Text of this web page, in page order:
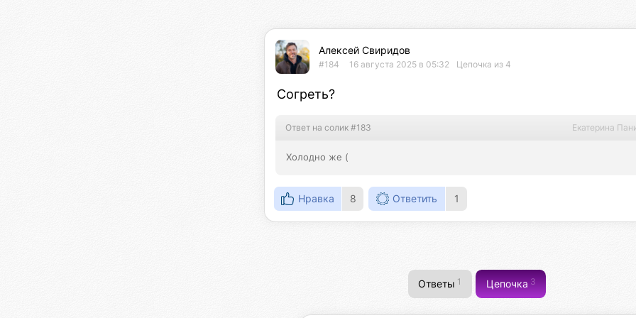
Алексей Свиридов
#184 16 августа 2025 в 05:32 Цепочка из 4
Согреть?
Ответ на солик #183 Екатерина
Холодно же (
Нравка 8 Ответить 1
Ответы1 Цепочка3